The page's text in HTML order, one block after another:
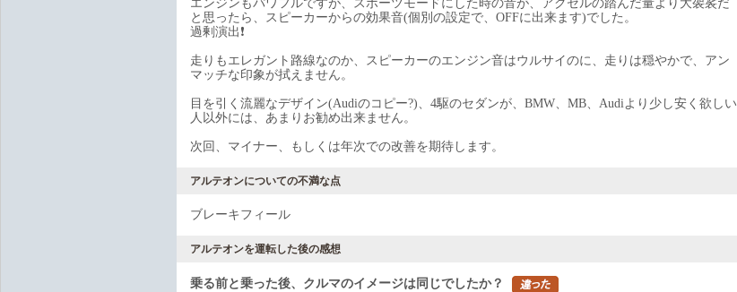
エンジンもパワフルですが、スポーツモードにした時の音が、アクセルの踏んだ量より大袈裟だ
と思ったら、スピーカーからの効果音(個別の設定で、OFFに出来ます)でした。
過剰演出❗️
走りもエレガント路線なのか、スピーカーのエンジン音はウルサイのに、走りは穏やかで、アン
マッチな印象が拭えません。
目を引く流麗なデザイン(Audiのコピー?)、4駆のセダンが、BMW、MB、Audiより少し安く欲しい
人以外には、あまりお勧め出来ません。
次回、マイナー、もしくは年次での改善を期待します。
アルテオンについての不満な点
ブレーキフィール
アルテオンを運転した後の感想
乗る前と乗った後、クルマのイメージは同じでしたか？